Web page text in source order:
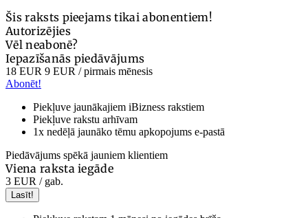
Šis raksts pieejams tikai abonentiem!
Autorizējies
Vēl neabonē?
Iepazīšanās piedāvājums
18 EUR 9 EUR / pirmais mēnesis
Abonēt!
Piekļuve jaunākajiem iBizness rakstiem
Piekļuve rakstu arhīvam
1x nedēļā jaunāko tēmu apkopojums e-pastā
Piedāvājums spēkā jauniem klientiem
Viena raksta iegāde
3 EUR / gab.
Lasīt!